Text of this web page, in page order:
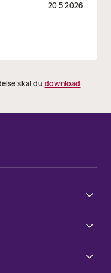
20.5.2026
skal du download